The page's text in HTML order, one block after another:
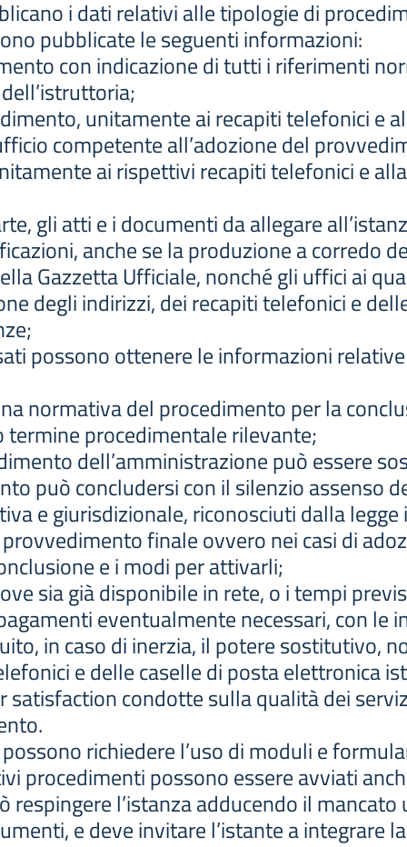
i dati relativi alle tipologie di
pubblicate le seguenti informazioni:
con indicazione di tutti i riferimenti
unitamente ai recapiti telefonici e
competente all’adozione del
ai rispettivi recapiti telefonici e
gli atti e i documenti da allegare
anche se la produzione a corredo
Gazzetta Ufficiale, nonché gli uffici ai
degli indirizzi, dei recapiti telefonici e
possono ottenere le informazioni
normativa del procedimento per la
procedimentale rilevante;
dell’amministrazione può essere
può concludersi con il silenzio assenso
e giurisdizionale, riconosciuti dalla
finale ovvero nei casi di
e i modi per attivarli;
sia già disponibile in rete, o i tempi
eventualmente necessari, con le
in caso di inerzia, il potere sostitutivo,
e delle caselle di posta elettronica
condotte sulla qualità dei
richiedere l’uso di moduli e
procedimenti possono essere avviati
respingere l’istanza adducendo il
e deve invitare l’istante a integrare